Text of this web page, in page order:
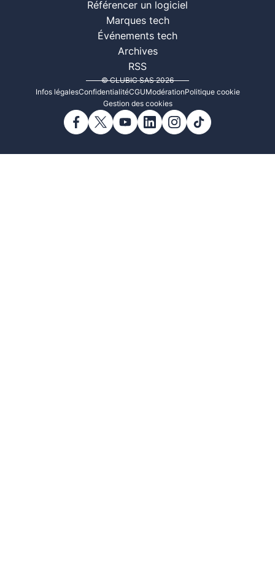
Référencer un logiciel
Marques tech
Événements tech
Archives
RSS
© CLUBIC SAS 2026
Infos légalesConfidentialitéCGUModérationPolitique cookie
Gestion des cookies